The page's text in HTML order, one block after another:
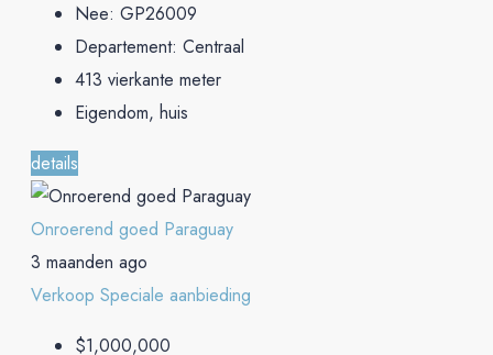
Nee: GP26009
Departement: Centraal
413 vierkante meter
Eigendom, huis
details
Onroerend goed Paraguay
3 maanden ago
Verkoop Speciale aanbieding
$1,000,000